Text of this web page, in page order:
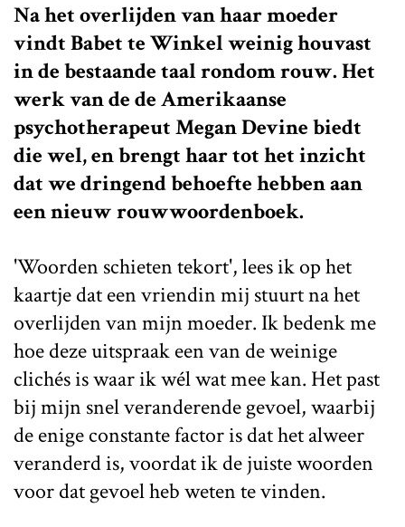
Na het overlijden van haar moeder
vindt Babet te Winkel weinig houvast
in de bestaande taal rondom rouw. Het
werk van de de Amerikaanse
psychotherapeut Megan Devine biedt
die wel, en brengt haar tot het inzicht
dat we dringend behoefte hebben aan
een nieuw rouwwoordenboek.
'Woorden schieten tekort', lees ik op het
kaartje dat een vriendin mij stuurt na het
overlijden van mijn moeder. Ik bedenk me
hoe deze uitspraak een van de weinige
clichés is waar ik wél wat mee kan. Het past
bij mijn snel veranderende gevoel, waarbij
de enige constante factor is dat het alweer
veranderd is, voordat ik de juiste woorden
voor dat gevoel heb weten te vinden.